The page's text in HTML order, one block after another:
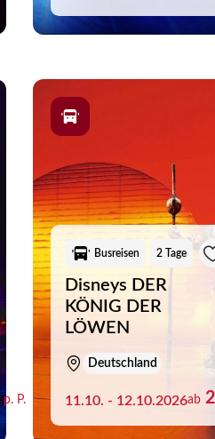
p. P.
Busreisen 2 Tage
Disneys DER
KÖNIG DER
LÖWEN
Deutschland
11.10. - 12.10.2026ab